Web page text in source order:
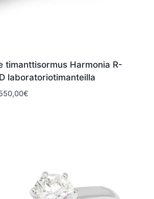
timanttisormus Harmonia R-
laboratoriotimanteilla
€Hintaluokka: